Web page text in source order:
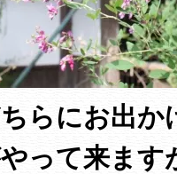
ちらにお出
って来ま